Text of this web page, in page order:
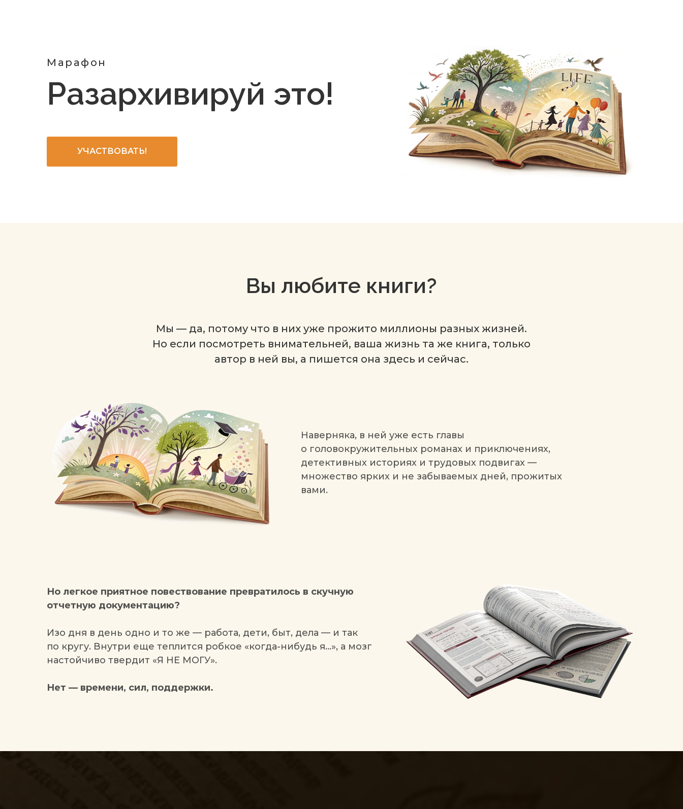
Марафон
Разархивируй это!
УЧАСТВОВАТЬ!
Вы любите книги?
Мы — да, потому что в них уже прожито миллионы разных жизней.
Но если посмотреть внимательней, ваша жизнь та же книга, только
автор в ней вы, а пишется она здесь и сейчас.
Наверняка, в ней уже есть главы
о головокружительных романах и приключениях,
детективных историях и трудовых подвигах —
множество ярких и не забываемых дней, прожитых
вами.
Но легкое приятное повествование превратилось в скучную
отчетную документацию?
Изо дня в день одно и то же — работа, дети, быт, дела — и так
по кругу. Внутри еще теплится робкое «когда-нибудь я…», а мозг
настойчиво твердит «Я НЕ МОГУ».
Нет — времени, сил, поддержки.